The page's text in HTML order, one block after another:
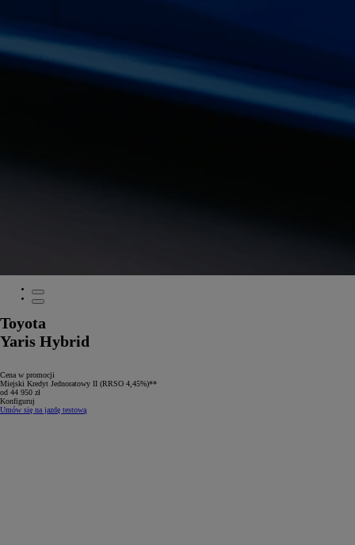
Toyota
Yaris Hybrid
Cena w promocji
Miejski Kredyt Jednoratowy II (RRSO 4,45%)**
od 44 950 zł
Konfiguruj
Umów się na jazdę testową